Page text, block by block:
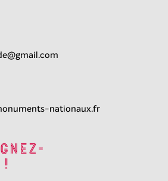
nationaux.fr